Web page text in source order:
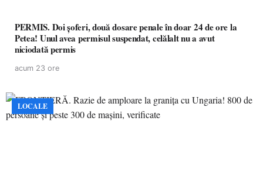
PERMIS. Doi șoferi, două dosare penale în doar 24 de ore la
Petea! Unul avea permisul suspendat, celălalt nu a avut
niciodată permis
acum 23 ore
LOCALE